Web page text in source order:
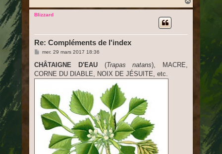
a
Blizzard
Re: Compléments de l'index
M
s
a
mer. 29 mars 2017 18:36
CHÂTAIGNE D'EAU(Trapas natans), MACRE,
CORNE DU DIABLE, NOIX DE JÉSUITE, etc.